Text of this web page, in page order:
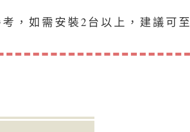
，如需安裝2台以上，建議可至